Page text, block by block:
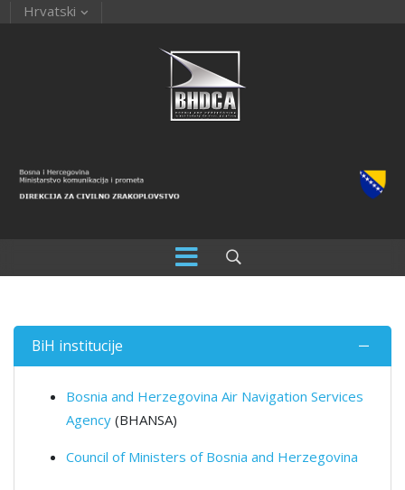
Hrvatski
BiH institucije
Bosnia and Herzegovina Air Navigation Services
Agency (BHANSA)
Council of Ministers of Bosnia and Herzegovina